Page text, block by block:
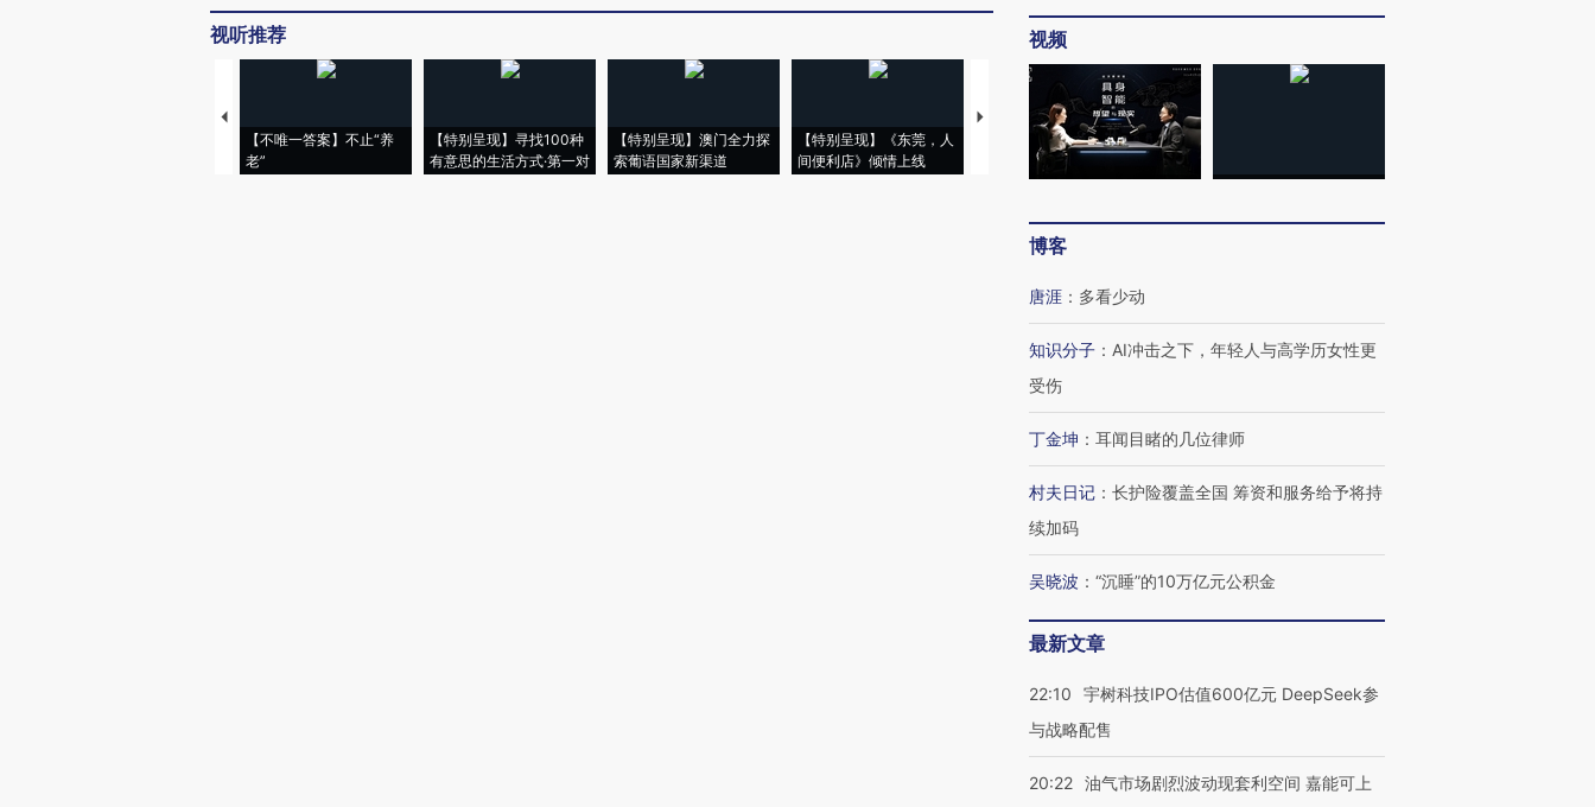
视听推荐
【不唯一答案】不止“养
老”
【特别呈现】寻找100种
有意思的生活方式·第一对
【特别呈现】澳门全力探
索葡语国家新渠道
【特别呈现】《东莞，人
间便利店》倾情上线
【推广】走进第四届链博
会，让数智科技“链”接产
【特别呈现】寻找100种
有意思的生活方式·第三对
视频
博客
唐涯 ： 多看少动
知识分子 ： AI冲击之下，年轻人与高学历女性更
受伤
丁金坤 ： 耳闻目睹的几位律师
村夫日记 ： 长护险覆盖全国 筹资和服务给予将持
续加码
吴晓波 ： “沉睡”的10万亿元公积金
最新文章
22:10
宇树科技IPO估值600亿元 DeepSeek参
与战略配售
20:22 油气市场剧烈波动现套利空间 嘉能可上